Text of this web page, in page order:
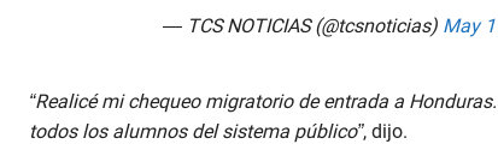
— TCS NOTICIAS (@tcsnoticias) May
“Realicé mi chequeo migratorio de entrada a
todos los alumnos del sistema público”, dijo.